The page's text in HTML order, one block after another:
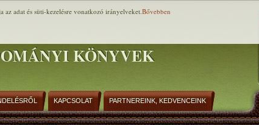
KÖNYVEK
KAPCSOLAT PARTNEREINK, KEDVENCEINK
adat és süti-kezelésre vonatkozó irányelveket.Bővebben